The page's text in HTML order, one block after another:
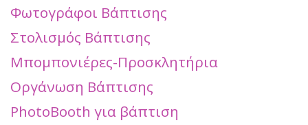
Φωτογράφοι Βάπτισης
Στολισμός Βάπτισης
Μπομπονιέρες-Προσκλητήρια
Οργάνωση Βάπτισης
PhotoBooth για βάπτιση